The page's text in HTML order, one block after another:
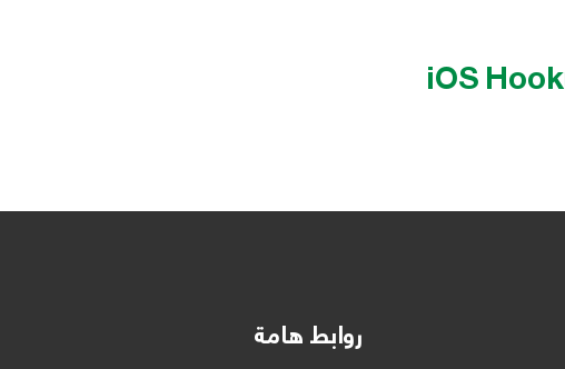
iOS
روابط هامة